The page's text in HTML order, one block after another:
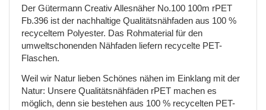
Der Gütermann Creativ Allesnäher No.100 100m rPET
Fb.396 ist der nachhaltige Qualitätsnähfaden aus 100 %
recyceltem Polyester. Das Rohmaterial für den
umweltschonenden Nähfaden liefern recycelte PET-
Flaschen.
Weil wir Natur lieben Schönes nähen im Einklang mit der
Natur: Unsere Qualitätsnähfäden rPET machen es
möglich, denn sie bestehen aus 100 % recycelten PET-